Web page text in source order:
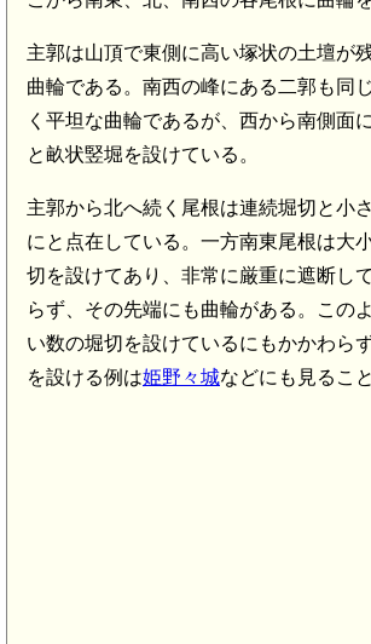
主郭は山頂で東側に高い塚状の土壇が
曲輪である。南西の峰にある二郭も同
く平坦な曲輪であるが、西から南側面
と畝状竪堀を設けている。
主郭から北へ続く尾根は連続堀切と小
にと点在している。一方南東尾根は大
切を設けてあり、非常に厳重に遮断し
らず、その先端にも曲輪がある。この
い数の堀切を設けているにもかかわら
を設ける例は姫野々城などにも見るこ